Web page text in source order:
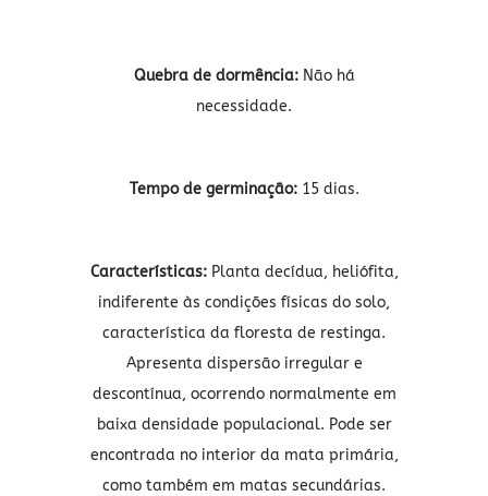
Quebra de dormência:Não há
necessidade.
Tempo de germinação:15 dias.
Características:Planta decídua, heliófita,
indiferente às condições físicas do solo,
característica da floresta de restinga.
Apresenta dispersão irregular e
descontínua, ocorrendo normalmente em
baixa densidade populacional. Pode ser
encontrada no interior da mata primária,
como também em matas secundárias.